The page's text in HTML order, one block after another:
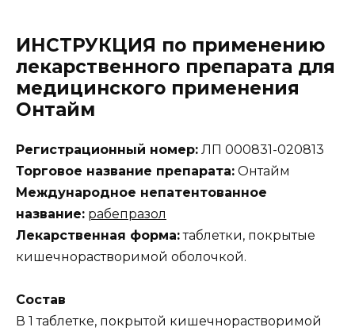
ИНСТРУКЦИЯ по применению
лекарственного препарата для
медицинского применения
Онтайм
Регистрационный номер: ЛП 000831-020813
Торговое название препарата: Онтайм
Международное непатентованное
название: рабепразол
Лекарственная форма:таблетки, покрытые
кишечнорастворимой оболочкой.
Состав
В 1 таблетке, покрытой кишечнорастворимой